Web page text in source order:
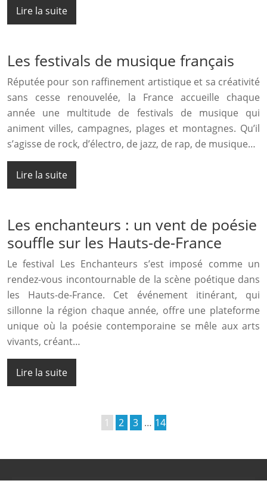
Lire la suite
Les festivals de musique français
Réputée pour son raffinement artistique et sa créativité
sans cesse renouvelée, la France accueille chaque
année une multitude de festivals de musique qui
animent villes, campagnes, plages et montagnes. Qu’il
s’agisse de rock, d’électro, de jazz, de rap, de musique…
Lire la suite
Les enchanteurs : un vent de poésie
souffle sur les Hauts-de-France
Le festival Les Enchanteurs s’est imposé comme un
rendez-vous incontournable de la scène poétique dans
les Hauts-de-France. Cet événement itinérant, qui
sillonne la région chaque année, offre une plateforme
unique où la poésie contemporaine se mêle aux arts
vivants, créant…
Lire la suite
1 2 3 … 14